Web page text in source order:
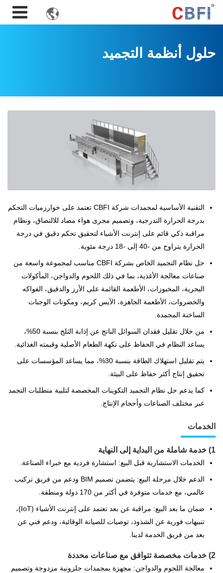

حلول أنظمة التجميد
التقنية الأساسية لمجمدات شركة CBFI تعتمد على خوارزميات التحكم
بدرجة الحرارة التدرجية، وتصميم مجرى هواء مضاد للالتصاق، ونظام
مراقبة ذكي قائم على إنترنت الأشياء لتحقيق تحكم دقيق في درجة
الحرارة يتراوح من -40 إلى -18 درجة مئوية.
حل نظام التجميد الخاص بشركة CBFI مناسب لمجموعة واسعة من
صناعات معالجة الأغذية، بما في ذلك اللحوم والدواجن، المأكولات
البحرية، المخبوزات، الأطعمة القائمة على الأرز والدقيق، الفواكه
والخضروات، الأطعمة الجاهزة، الآيس كريم، ومكونات الوجبات
الساخنة المجمدة.
من خلال تقليل فقدان السوائل الناتج عن إذابة الثلج بنسبة 50%،
يساعد النظام في الحفاظ على نكهة الطعام الأصلية وقيمته الغذائية.
يتم تقليل استهلاك الطاقة بنسبة 30%، مما يساعد المؤسسات على
تحقيق إنتاج أكثر حفاظ على البيئة.
كما يدعم حل نظام التجميد التكوينات المخصصة لتلبية متطلبات التجمد
عبر مختلف الصناعات وأحجام الإنتاج.
الخدمات
1) خدمة شاملة من البداية إلى النهاية
الخدمات الاستشارية قبل البيع: استشارة فردية مع خبراء الصناعة.
الدعم خلال مرحلة البيع: يتضمن تصميم BIM ودعم من فريق تركيب
عالمي، مع خدمات متوفرة في أكثر من 170 دولة ومنطقة.
ضمان ما بعد البيع: مراقبة عن بعد تعتمد على إنترنت الأشياء (IoT)،
تنبيهات فورية عن الشذوذ، توصيات للصيانة الوقائية، ودعم فني عن
بعد من فريق الخدمة لدينا.
2) خدمات مخصصة تتوافق مع صناعات محددة
معالجة اللحوم والدواجن: مجهزة بمجمدات حلزونية مزدوجة وتصميم